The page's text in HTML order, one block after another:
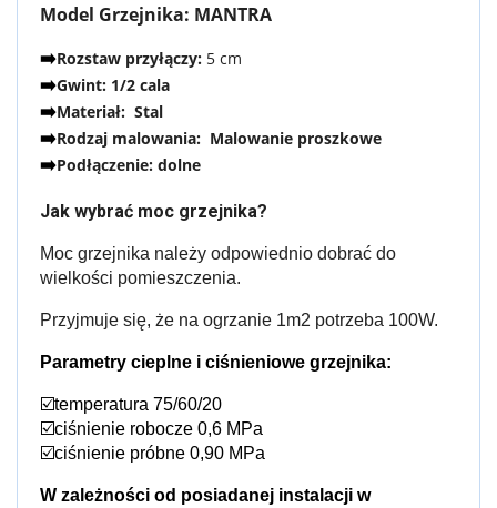
Model Grzejnika: MANTRA
➡️Rozstaw przyłączy: 5 cm
➡️Gwint: 1/2 cala
➡️Materiał: Stal
➡️Rodzaj malowania: Malowanie proszkowe
➡️Podłączenie: dolne
Jak wybrać moc grzejnika?
Moc grzejnika należy odpowiednio dobrać do
wielkości pomieszczenia.
Przyjmuje się, że na ogrzanie 1m2 potrzeba 100W.
Parametry cieplne i ciśnieniowe grzejnika:
☑️temperatura 75/60/20
☑️ciśnienie robocze 0,6 MPa
☑️ciśnienie próbne 0,90 MPa
W zależności od posiadanej instalacji w